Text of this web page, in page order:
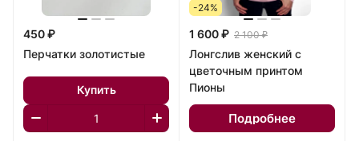
450 ₽
Перчатки золотистые
Купить
-24%
1 600 ₽ 2 100 ₽
Лонгслив женский с
цветочным принтом
Пионы
Подробнее